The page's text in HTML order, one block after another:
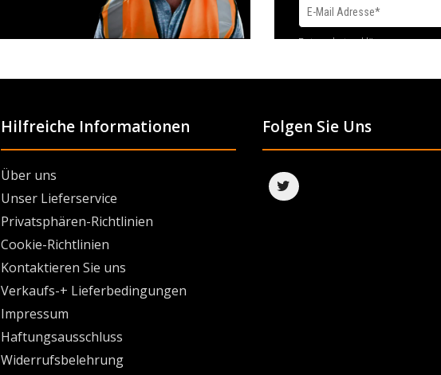
Datenschutzerklärung
Hilfreiche Informationen
Über uns
Unser Lieferservice
Privatsphären-Richtlinien
Cookie-Richtlinien
Kontaktieren Sie uns
Verkaufs-+ Lieferbedingungen
Impressum
Haftungsausschluss
Widerrufsbelehrung
Folgen Sie Uns